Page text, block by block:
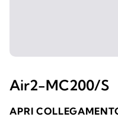
Air2-MC200/S
APRI